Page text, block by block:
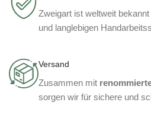
Zweigart ist weltweit
und langlebigen
Versand
Zusammen mit
sorgen wir für sichere und